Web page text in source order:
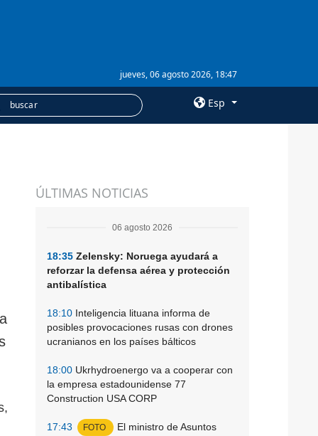
jueves, 06 agosto 2026, 18:47
Esp
Suscripción
ÚLTIMAS NOTICIAS
06 agosto 2026
18:35 Zelensky: Noruega ayudará a
reforzar la defensa aérea y protección
antibalística
18:10 Inteligencia lituana informa de
posibles provocaciones rusas con drones
ucranianos en los países bálticos
18:00 Ukrhydroenergo va a cooperar con
la empresa estadounidense 77
Construction USA CORP
17:43 FOTO
El ministro de Asuntos